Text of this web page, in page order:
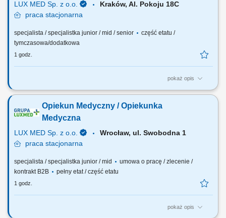
LUX MED Sp. z o.o.
Kraków, Al. Pokoju 18C
praca stacjonarna
specjalista / specjalistka junior / mid / senior
część etatu /
tymczasowa/dodatkowa
1 godz.
pokaż opis
Nasze oczekiwania wobec Ciebie: wykształcenie wyższe kierunkowe –
pracy na stanowisku fizjoterapeuty; praktyczna znajomość diagnostyki
funkcjonalnej oraz prowadzenia indywidualnej terapii pacjenta, w tym
Opiekun Medyczny / Opiekunka
Medyczna
LUX MED Sp. z o.o.
Wrocław, ul. Swobodna 1
praca stacjonarna
specjalista / specjalistka junior / mid
umowa o pracę / zlecenie /
kontrakt B2B
pełny etat / część etatu
1 godz.
pokaż opis